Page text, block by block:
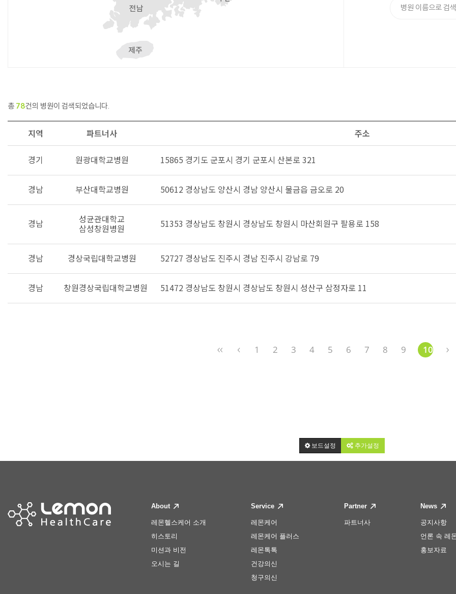
총 78건의 병원이 검색되었습니다.
지역 파트너사 주소
경기 원광대학교병원 15865 경기도 군포시 경기 군포시 산본로 321
경남 부산대학교병원 50612 경상남도 양산시 경남 양산시 물금읍 금오로 20
경남 성균관대학교
삼성창원병원 51353 경상남도 창원시 경상남도 창원시 마산회원구 팔용로 158
경남 경상국립대학교병원 52727 경상남도 진주시 경남 진주시 강남로 79
경남 창원경상국립대학교병원 51472 경상남도 창원시 경상남도 창원시 성산구 삼정자로 11
1 2 3 4 5 6 7 8 9 10
보드설정 추가설정
About
레몬헬스케어 소개
히스토리
미션과 비전
오시는 길
Service
레몬케어
레몬케어 플러스
레몬톡톡
건강의신
청구의신
Partner
파트너사
News
공지사항
언론 속 레
홍보자료